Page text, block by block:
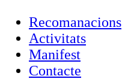
Recomanacions
Activitats
Manifest
Contacte